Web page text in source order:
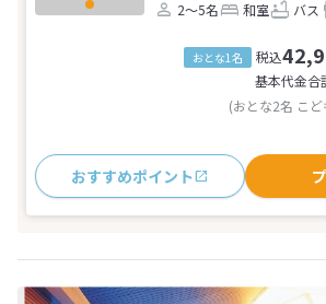
2～5名
和室 バス
おとな1名 税込
基本代金合
(おとな2名 こ
おすすめポイント